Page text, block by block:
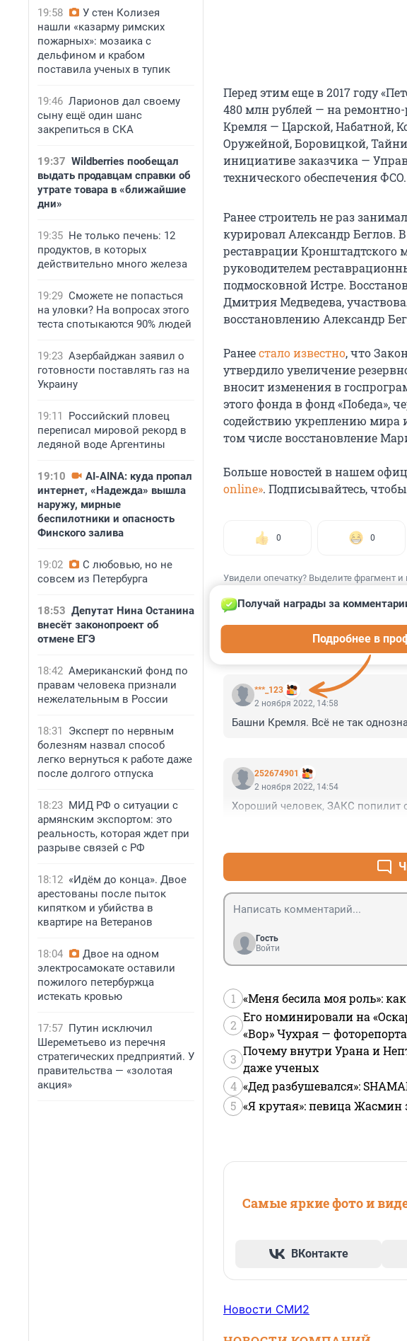
19:58
У стен Колизея
нашли «казарму римских
пожарных»: мозаика с
дельфином и крабом
поставила ученых в тупик
19:46 Ларионов дал своему
сыну ещё один шанс
закрепиться в СКА
19:37 Wildberries пообещал
выдать продавцам справки об
утрате товара в «ближайшие
дни»
19:35 Не только печень: 12
продуктов, в которых
действительно много железа
19:29 Сможете не попасться
на уловки? На вопросах этого
теста спотыкаются 90% людей
19:23 Азербайджан заявил о
готовности поставлять газ на
Украину
19:11
Российский пловец
переписал мировой рекорд в
ледяной воде Аргентины
19:10
AI-AINA: куда пропал
интернет, «Надежда» вышла
наружу, мирные
беспилотники и опасность
Финского залива
19:02
С любовью, но не
совсем из Петербурга
18:53 Депутат Нина Останина
внесёт законопроект об
отмене ЕГЭ
18:42 Американский фонд по
правам человека признали
нежелательным в России
18:31
Эксперт по нервным
болезням назвал способ
легко вернуться к работе даже
после долгого отпуска
18:23 МИД РФ о ситуации с
армянским экспортом: это
реальность, которая ждет при
разрыве связей с РФ
18:12 «Идём до конца». Двое
арестованы после пыток
кипятком и убийства в
квартире на Ветеранов
18:04
Двое на одном
электросамокате оставили
пожилого петербуржца
истекать кровью
17:57 Путин исключил
Шереметьево из перечня
стратегических предприятий. У
правительства — «золотая
акция»
Перед этим еще в 2017 году
480 млн рублей — на
Кремля — Царской, Набатной,
Оружейной, Боровицкой,
инициативе заказчика —
технического обеспечения ФСО.
Ранее строитель не раз
курировал Александр Беглов.
реставрации Кронштадтского
руководителем
подмосковной Истре.
Дмитрия Медведева,
восстановлению Александр
Ранеестало известно, что
утвердило увеличение
вносит изменения в
этого фонда в фонд «Победа»,
содействию укреплению
том числе восстановление
Больше новостей в нашем
online». Подписывайтесь,
0 0
Увидели опечатку? Выделите фрагмент и
КОММЕНТАРИИ 3
***_123
Получай награды за
Подробнее в
2 ноября 2022, 14:58
Башни Кремля. Всё не так
252674901
2 ноября 2022, 14:54
Хороший человек, ЗАКС попилит
Гость
Войти
1 «Меня бесила моя роль»:
2
Его номинировали на
«Вор» Чухрая —
3
Почему внутри Урана и
даже ученых
4 «Дед разбушевался»:
5 «Я крутая»: певица Жасмин
Самые яркие фото и
ВКонтакте
Новости СМИ2